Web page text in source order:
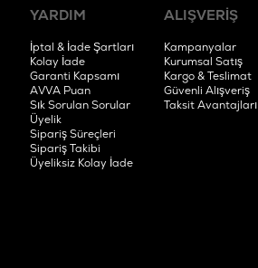
YARDIM
İptal & İade Şartları
Kolay İade
Garanti Kapsamı
AVVA Puan
Sık Sorulan Sorular
Üyelik
Sipariş Süreçleri
Sipariş Takibi
Üyeliksiz Kolay İade
ALIŞVERİŞ
Kampanyalar
Kurumsal Satış
Kargo & Teslimat
Güvenli Alışveriş
Taksit Avantajları